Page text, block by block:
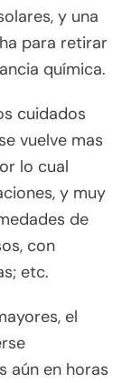
y una
para retirar
química.
cuidados
vuelve mas
lo cual
y muy
de
con
etc.
el
aún en horas